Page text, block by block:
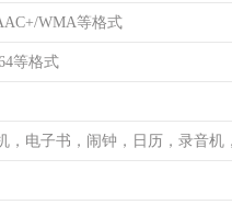
WMA等格式
等格式
，电子书，闹钟，日历，录音